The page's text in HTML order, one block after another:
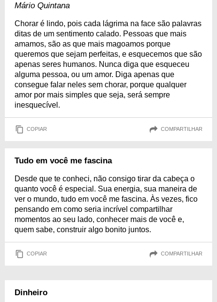
Mário Quintana
Chorar é lindo, pois cada lágrima na face são palavras
ditas de um sentimento calado. Pessoas que mais
amamos, são as que mais magoamos porque
queremos que sejam perfeitas, e esquecemos que são
apenas seres humanos. Nunca diga que esqueceu
alguma pessoa, ou um amor. Diga apenas que
consegue falar neles sem chorar, porque qualquer
amor por mais simples que seja, será sempre
inesquecível.
COPIAR COMPARTILHAR
Tudo em você me fascina
Desde que te conheci, não consigo tirar da cabeça o
quanto você é especial. Sua energia, sua maneira de
ver o mundo, tudo em você me fascina. Às vezes, fico
pensando em como seria incrível compartilhar
momentos ao seu lado, conhecer mais de você e,
quem sabe, construir algo bonito juntos.
COPIAR COMPARTILHAR
Dinheiro